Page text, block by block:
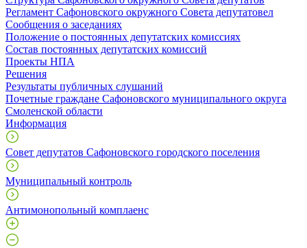
Регламент Сафоновского окружного Совета депутатовел
Сообщения о заседаниях
Положение о постоянных депутатских комиссиях
Состав постоянных депутатских комиссий
Проекты НПА
Решения
Результаты публичных слушаний
Почетные граждане Сафоновского муниципального округа
Смоленской области
Информация
Совет депутатов Сафоновского городского поселения
Муниципальный контроль
Антимонопольный комплаенс